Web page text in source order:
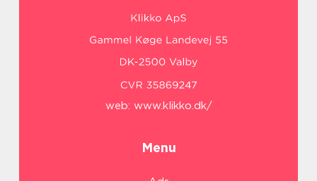
web: www.klikko.dk/
Menu